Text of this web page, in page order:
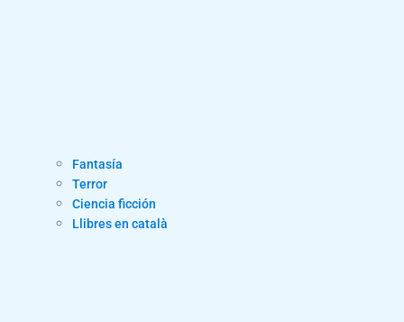
Fantasía
Terror
Ciencia ficción
Llibres en català